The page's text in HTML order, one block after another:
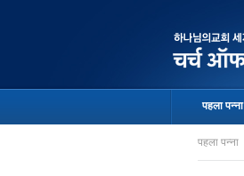
पहला पन्ना
पहला पन्ना